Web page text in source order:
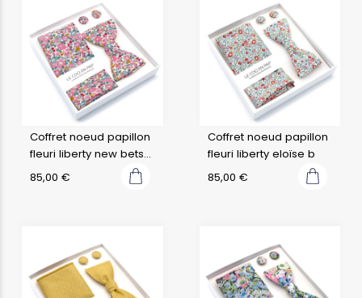
Coffret noeud papillon
fleuri liberty new betsy
ann e
85,00 €
Coffret noeud papillon
fleuri liberty eloïse b
85,00 €